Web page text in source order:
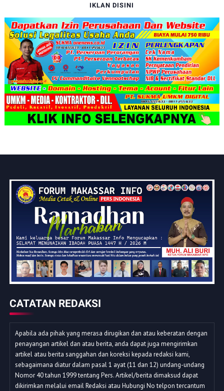
IKLAN DISINI
CATATAN REDAKSI
Apabila ada pihak yang merasa dirugikan dan atau keberatan dengan
penayangan artikel dan atau berita, anda dapat juga mengirimkan
artikel atau berita sanggahan dan koreksi kepada redaksi kami,
sebagaimana diatur dalam pasal 1 ayat (11 dan 12) undang-undang
Nomor 40 tahun 1999 tentang Pers. Artikel/berita dimaksud dapat
dikirimkan melalui email Redaksi atau Hubungi No telpon tercantum